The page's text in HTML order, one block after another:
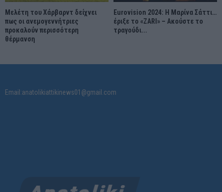
Μελέτη του Χάρβαρντ δείχνει
πως οι ανεμογεννήτριες
προκαλούν περισσότερη
θέρμανση
Eurovision 2024: Η Μαρίνα Σάττι…
έριξε το «ZARI» – Ακούστε το
τραγούδι...
Email:anatolikiattikinews01@gmail.com